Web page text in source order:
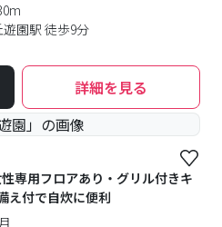
園駅 徒歩9分
詳細を見る
専用フロアあり・グリル付きキ
え付で自炊に便利